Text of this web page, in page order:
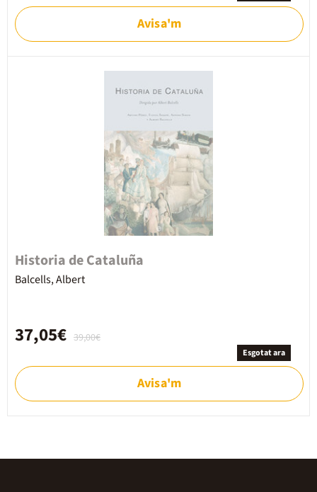
Avisa'm
Historia de Cataluña
Balcells, Albert
39,00€
37,05€
Esgotat ara
Avisa'm